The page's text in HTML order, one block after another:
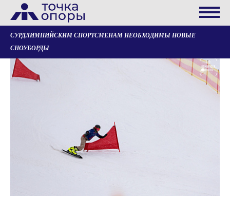
СУРДЛИМПИЙСКИМ СПОРТСМЕНАМ НЕОБХОДИМЫ НОВЫЕ
СНОУБОРДЫ